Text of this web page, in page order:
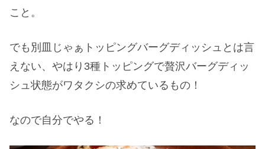
こと。
でも別皿じゃぁトッピングバーグディッシュとは言
えない、やはり3種トッピングで贅沢バーグディッ
シュ状態がワタクシの求めているもの！
なので自分でやる！